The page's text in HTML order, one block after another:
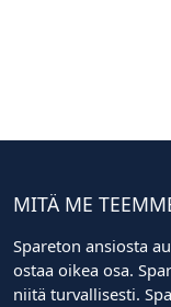
MITÄ ME
Spareton ansiosta
ostaa oikea osa.
niitä turvallisesti.